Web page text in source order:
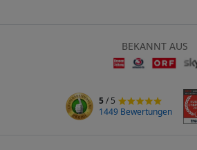
BEKANNT AUS
5/ 5
1449 Bewertungen